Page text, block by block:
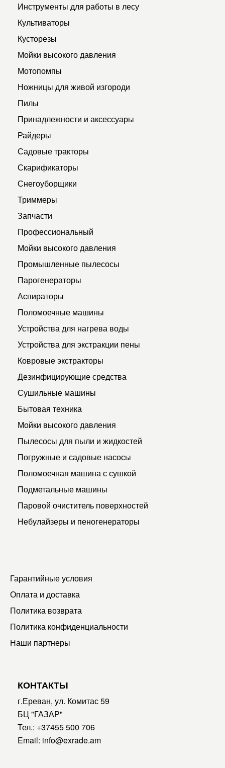
Инструменты для работы в лесу
Культиваторы
Кусторезы
Мойки высокого давления
Мотопомпы
Ножницы для живой изгороди
Пилы
Принадлежности и аксессуары
Райдеры
Садовые тракторы
Скарификаторы
Снегоуборщики
Триммеры
Запчасти
Профессиональный
Мойки высокого давления
Промышленные пылесосы
Парогенераторы
Аспираторы
Поломоечные машины
Устройства для нагрева воды
Устройства для экстракции пены
Ковровые экстракторы
Дезинфицирующие средства
Сушильные машины
Бытовая техника
Мойки высокого давления
Пылесосы для пыли и жидкостей
Погружные и садовые насосы
Поломоечная машина с сушкой
Подметальные машины
Паровой очиститель поверхностей
Небулайзеры и пеногенераторы
Гарантийные условия
Оплата и доставка
Политика возврата
Политика конфиденциальности
Наши партнеры
КОНТАКТЫ
г.Ереван, ул. Комитас 59
БЦ "ГАЗАР"
Тел.: +37455 500 706
Email: info@exrade.am